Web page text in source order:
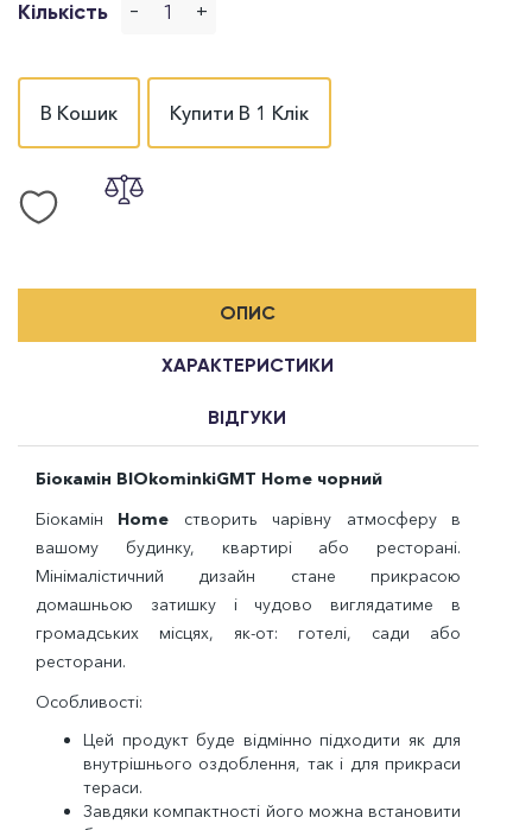
Кількість - +
В Кошик Купити В 1 Клік
ОПИС
ХАРАКТЕРИСТИКИ
ВІДГУКИ
Біокамін BIOkominkiGMT Home чорний
Біокамін Home створить чарівну атмосферу в
вашому будинку, квартирі або ресторані.
Мінімалістичний дизайн стане прикрасою
домашньою затишку і чудово виглядатиме в
громадських місцях, як-от: готелі, сади або
ресторани.
Особливості:
Цей продукт буде відмінно підходити як для
внутрішнього оздоблення, так і для прикраси
тераси.
Завдяки компактності його можна встановити